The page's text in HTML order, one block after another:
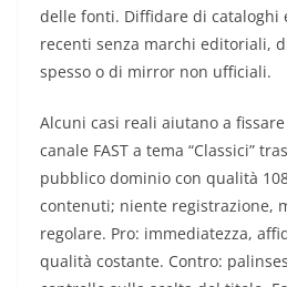
delle fonti. Diffidare di cataloghi
recenti senza marchi editoriali,
spesso o di mirror non ufficiali.
Alcuni casi reali aiutano a
canale FAST a tema “Classici”
pubblico dominio con qualità
contenuti; niente registrazione,
regolare. Pro: immediatezza,
qualità costante. Contro: